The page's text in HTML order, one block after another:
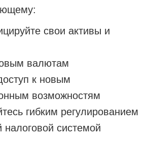
свои активы и
валютам
к новым
возможностям
гибким регулированием
налоговой системой